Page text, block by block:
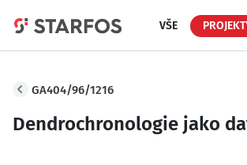
VŠE
GA404/96/1216
Dendrochronologie jako